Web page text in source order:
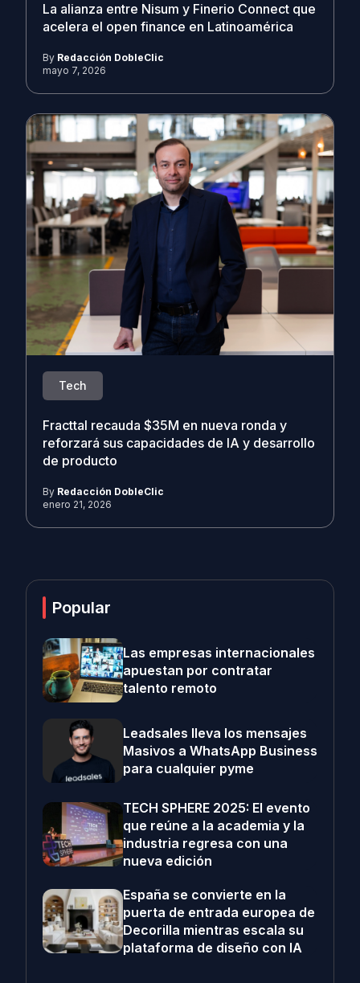
La alianza entre Nisum y Finerio Connect que
acelera el open finance en Latinoamérica
By Redacción DobleClic
mayo 7, 2026
Tech
Fracttal recauda $35M en nueva ronda y
reforzará sus capacidades de IA y desarrollo
de producto
By Redacción DobleClic
enero 21, 2026
Popular
Las empresas internacionales
apuestan por contratar
talento remoto
Leadsales lleva los mensajes
Masivos a WhatsApp Business
para cualquier pyme
TECH SPHERE 2025: El evento
que reúne a la academia y la
industria regresa con una
nueva edición
España se convierte en la
puerta de entrada europea de
Decorilla mientras escala su
plataforma de diseño con IA